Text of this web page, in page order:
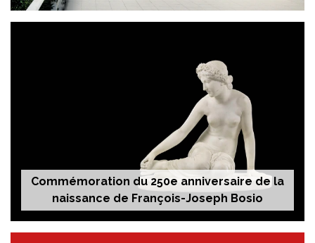
Commémoration du 250e anniversaire de la
naissance de François-Joseph Bosio